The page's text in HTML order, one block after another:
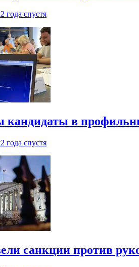
2 года спустя
кандидаты в
2 года спустя
санкции против